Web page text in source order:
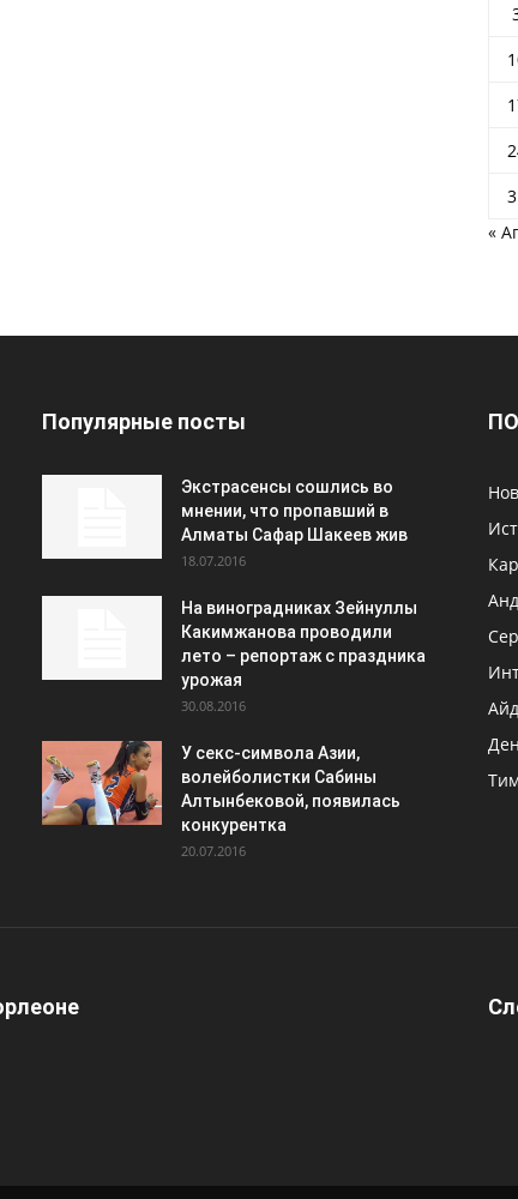
«
Популярные посты
Экстрасенсы сошлись во
мнении, что пропавший в
Алматы Сафар Шакеев жив
18.07.2016
На виноградниках Зейнуллы
Какимжанова проводили
лето – репортаж с праздника
урожая
30.08.2016
У секс-символа Азии,
волейболистки Сабины
Алтынбековой, появилась
конкурентка
20.07.2016